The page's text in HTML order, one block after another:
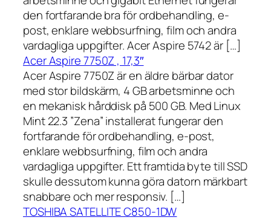
den fortfarande bra för ordbehandling, e-
post, enklare webbsurfning, film och andra
vardagliga uppgifter. Acer Aspire 5742 är […]
Acer Aspire 7750Z , 17,3″
Acer Aspire 7750Z är en äldre bärbar dator
med stor bildskärm, 4 GB arbetsminne och
en mekanisk hårddisk på 500 GB. Med Linux
Mint 22.3 ”Zena” installerat fungerar den
fortfarande för ordbehandling, e-post,
enklare webbsurfning, film och andra
vardagliga uppgifter. Ett framtida byte till SSD
skulle dessutom kunna göra datorn märkbart
snabbare och mer responsiv. […]
TOSHIBA SATELLITE C850-1DW